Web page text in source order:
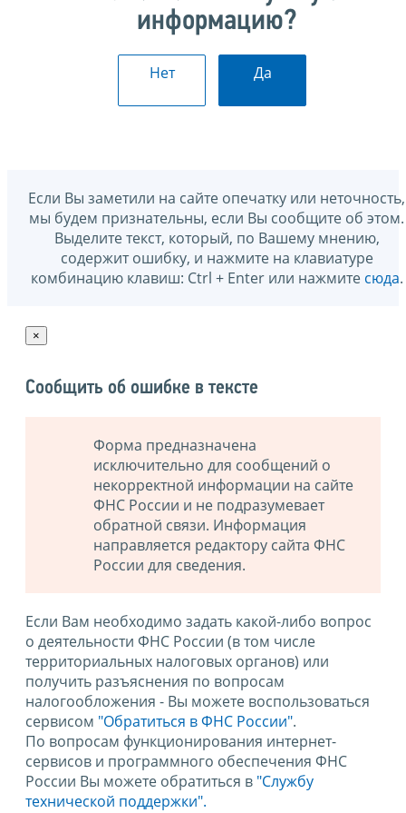
информацию?
Нет Да
Если Вы заметили на сайте опечатку или неточность,
мы будем признательны, если Вы сообщите об этом.
Выделите текст, который, по Вашему мнению,
содержит ошибку, и нажмите на клавиатуре
комбинацию клавиш: Ctrl + Enter или нажмите сюда.
×
Сообщить об ошибке в тексте
Форма предназначена
исключительно для сообщений о
некорректной информации на сайте
ФНС России и не подразумевает
обратной связи. Информация
направляется редактору сайта ФНС
России для сведения.
Если Вам необходимо задать какой-либо вопрос
о деятельности ФНС России (в том числе
территориальных налоговых органов) или
получить разъяснения по вопросам
налогообложения - Вы можете воспользоваться
сервисом "Обратиться в ФНС России".
По вопросам функционирования интернет-
сервисов и программного обеспечения ФНС
России Вы можете обратиться в "Службу
технической поддержки".